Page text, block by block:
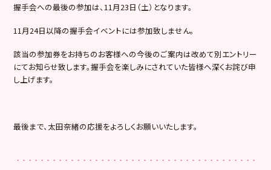
握手会への最後の参加は、11月23日（土）となります。
11月24日以降の握手会イベントには参加致しません。
該当の参加券をお持ちのお客様への今後のご案内は改めて別エントリー
にてお知らせ致します。握手会を楽しみにされていた皆様へ深くお詫び申
し上げます。
最後まで、太田奈緒の応援をよろしくお願いいたします。